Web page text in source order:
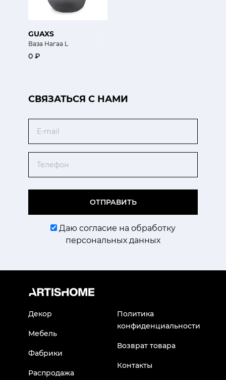
GUAXS
Ваза Нагаа L
0 ₽
CВЯЗАТЬСЯ С НАМИ
ОТПРАВИТЬ
Даю согласие на обработку
персональных данных
Декор
Мебель
Фабрики
Распродажа
Политика
конфиденциальности
Возврат товара
Контакты